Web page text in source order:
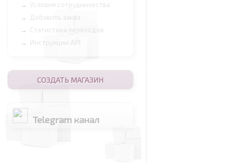
→ Условия сотрудничества
→ Добавить заказ
→ Статистика переходов
→ Инструкции API
СОЗДАТЬ МАГАЗИН
Telegram канал